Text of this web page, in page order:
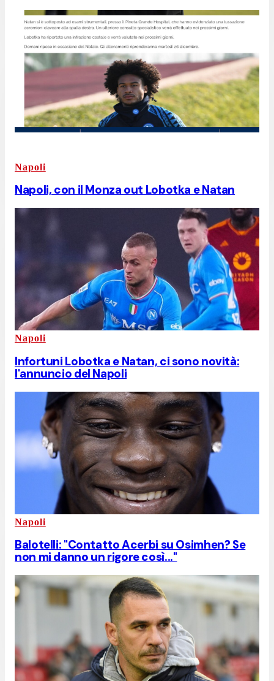
Napoli
Napoli, con il Monza out Lobotka e Natan
Napoli
Infortuni Lobotka e Natan, ci sono novità:
l'annuncio del Napoli
Napoli
Balotelli: "Contatto Acerbi su Osimhen? Se
non mi danno un rigore così..."